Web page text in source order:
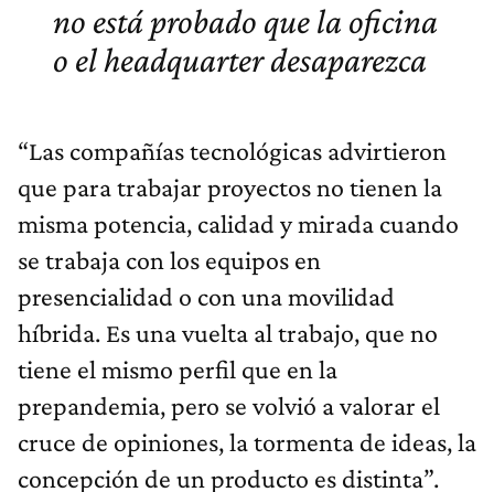
no está probado que la oficina
o el headquarter desaparezca
“Las compañías tecnológicas advirtieron
que para trabajar proyectos no tienen la
misma potencia, calidad y mirada cuando
se trabaja con los equipos en
presencialidad o con una movilidad
híbrida. Es una vuelta al trabajo, que no
tiene el mismo perfil que en la
prepandemia, pero se volvió a valorar el
cruce de opiniones, la tormenta de ideas, la
concepción de un producto es distinta”.